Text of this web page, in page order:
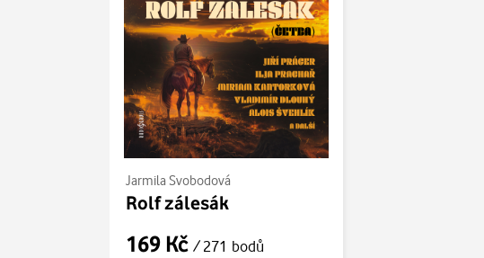
Jarmila Svobodová
Rolf zálesák
169 Kč / 271 bodů